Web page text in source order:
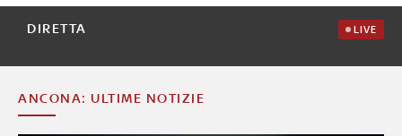
DIRETTA LIVE
ANCONA: ULTIME NOTIZIE